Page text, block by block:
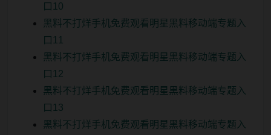
口10
黑料不打烊手机免费观看明星黑料移动端专题入
口11
黑料不打烊手机免费观看明星黑料移动端专题入
口12
黑料不打烊手机免费观看明星黑料移动端专题入
口13
黑料不打烊手机免费观看明星黑料移动端专题入